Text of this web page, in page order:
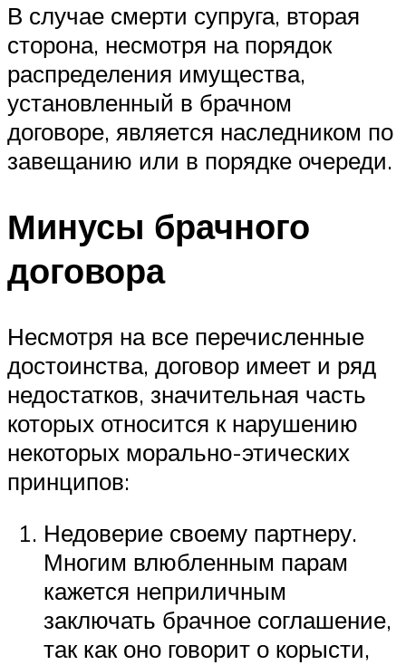
В случае смерти супруга, вторая
сторона, несмотря на порядок
распределения имущества,
установленный в брачном
договоре, является наследником по
завещанию или в порядке очереди.
Минусы брачного
договора
Несмотря на все перечисленные
достоинства, договор имеет и ряд
недостатков, значительная часть
которых относится к нарушению
некоторых морально-этических
принципов:
Недоверие своему партнеру.
Многим влюбленным парам
кажется неприличным
заключать брачное соглашение,
так как оно говорит о корысти,